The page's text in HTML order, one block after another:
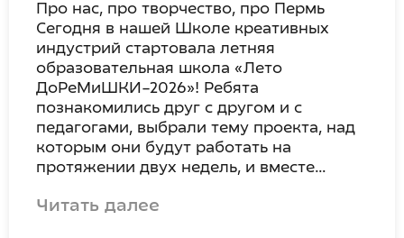
Про нас, про творчество, про Пермь
Сегодня в нашей Школе креативных
индустрий стартовала летняя
образовательная школа «Лето
ДоРеМиШКИ–2026»! Ребята
познакомились друг с другом и с
педагогами, выбрали тему проекта, над
которым они будут работать на
протяжении двух недель, и вместе…
Читать далее